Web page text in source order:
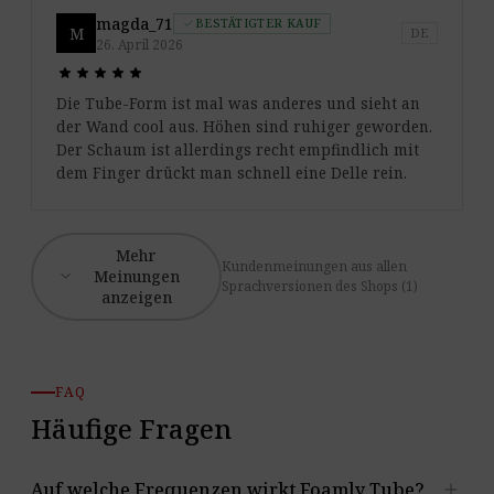
M magda_71 check BESTÄTIGTER KAUF
26. April 2026
DE
star star star star star
star star star star star
Die Tube-Form ist mal was anderes und sieht an
der Wand cool aus. Höhen sind ruhiger geworden.
Der Schaum ist allerdings recht empfindlich mit
dem Finger drückt man schnell eine Delle rein.
expand_more
Mehr
Meinungen
anzeigen
Kundenmeinungen aus allen
Sprachversionen des Shops (1)
FAQ
Häufige Fragen